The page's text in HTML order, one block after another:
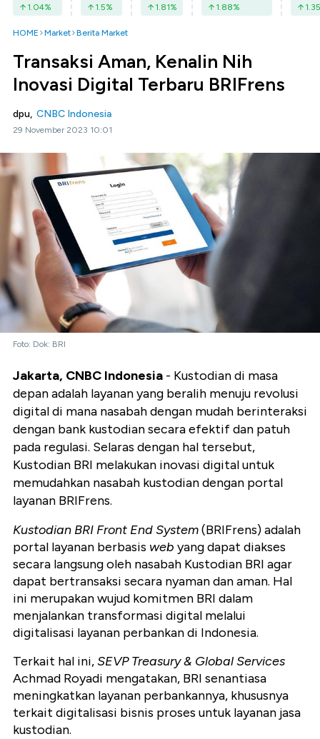
1.04% 1.5% 1.81% 1.88% 1.35
HOME Market Berita Market
Transaksi Aman, Kenalin Nih
Inovasi Digital Terbaru BRIFrens
dpu, CNBC Indonesia
29 November 2023 10:01
Foto: Dok: BRI
Jakarta, CNBC Indonesia - Kustodian di masa
depan adalah layanan yang beralih menuju revolusi
digital di mana nasabah dengan mudah berinteraksi
dengan bank kustodian secara efektif dan patuh
pada regulasi. Selaras dengan hal tersebut,
Kustodian BRI melakukan inovasi digital untuk
memudahkan nasabah kustodian dengan portal
layanan BRIFrens.
Kustodian BRI Front End System(BRIFrens) adalah
portal layanan berbasis web yang dapat diakses
secara langsung oleh nasabah Kustodian BRI agar
dapat bertransaksi secara nyaman dan aman. Hal
ini merupakan wujud komitmen BRI dalam
menjalankan transformasi digital melalui
digitalisasi layanan perbankan di Indonesia.
Terkait hal ini,SEVP Treasury & Global Services
Achmad Royadi mengatakan, BRI senantiasa
meningkatkan layanan perbankannya, khususnya
terkait digitalisasi bisnis proses untuk layanan jasa
kustodian.